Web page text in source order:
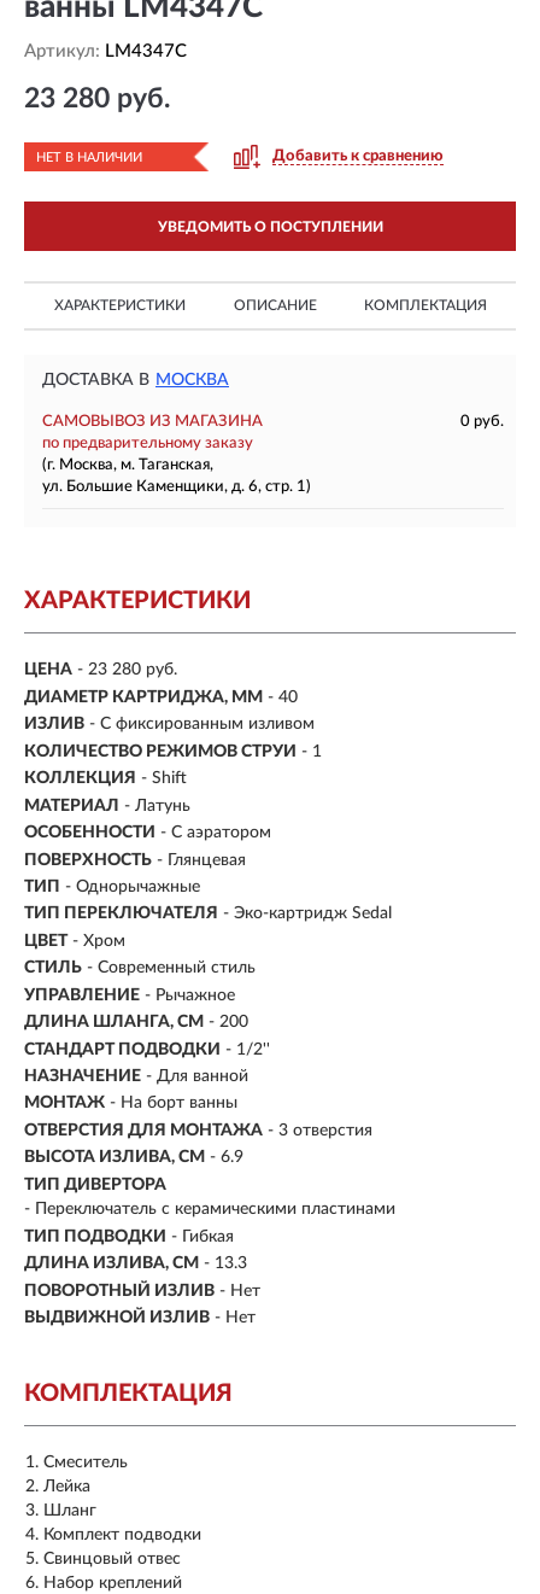
ванны LM4347C
Артикул: LM4347C
23 280 руб.
НЕТ В НАЛИЧИИ Добавить к сравнению
УВЕДОМИТЬ О ПОСТУПЛЕНИИ
ХАРАКТЕРИСТИКИ ОПИСАНИЕ КОМПЛЕКТАЦИЯ
ДОСТАВКА В МОСКВА
САМОВЫВОЗ ИЗ МАГАЗИНА
0 руб.
по предварительному заказу
(г. Москва, м. Таганская,
ул. Большие Каменщики, д. 6, стр. 1)
ХАРАКТЕРИСТИКИ
ЦЕНА - 23 280 руб.
ДИАМЕТР КАРТРИДЖА, ММ - 40
ИЗЛИВ - С фиксированным изливом
КОЛИЧЕСТВО РЕЖИМОВ СТРУИ - 1
КОЛЛЕКЦИЯ - Shift
МАТЕРИАЛ - Латунь
ОСОБЕННОСТИ - С аэратором
ПОВЕРХНОСТЬ - Глянцевая
ТИП - Однорычажные
ТИП ПЕРЕКЛЮЧАТЕЛЯ - Эко-картридж Sedal
ЦВЕТ - Хром
СТИЛЬ - Современный стиль
УПРАВЛЕНИЕ - Рычажное
ДЛИНА ШЛАНГА, СМ - 200
СТАНДАРТ ПОДВОДКИ - 1/2''
НАЗНАЧЕНИЕ - Для ванной
МОНТАЖ - На борт ванны
ОТВЕРСТИЯ ДЛЯ МОНТАЖА - 3 отверстия
ВЫСОТА ИЗЛИВА, СМ - 6.9
ТИП ДИВЕРТОРА
- Переключатель с керамическими пластинами
ТИП ПОДВОДКИ - Гибкая
ДЛИНА ИЗЛИВА, СМ - 13.3
ПОВОРОТНЫЙ ИЗЛИВ - Нет
ВЫДВИЖНОЙ ИЗЛИВ - Нет
КОМПЛЕКТАЦИЯ
Смеситель
Лейка
Шланг
Комплект подводки
Свинцовый отвес
Набор креплений